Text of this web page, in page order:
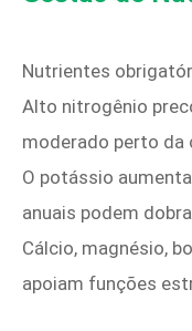
Nutrientes
Alto nitrogênio
moderado perto da
O potássio
anuais podem
Cálcio, magnésio,
apoiam funções